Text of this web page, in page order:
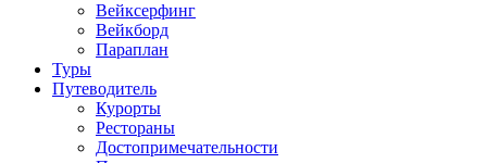
Вейксерфинг
Вейкборд
Параплан
Туры
Путеводитель
Курорты
Рестораны
Достопримечательности